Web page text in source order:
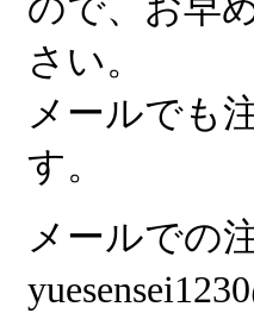
ので、お早
さい。
メールでも
す。
メールでの